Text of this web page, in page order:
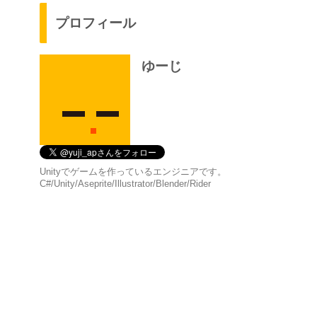
プロフィール
ゆーじ
Unityでゲームを作っているエンジニアです。
C#/Unity/Aseprite/Illustrator/Blender/Rider